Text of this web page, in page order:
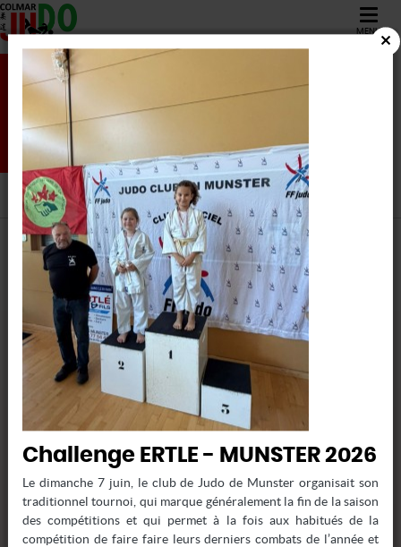
MENU
CONTACT /
DOCUMENTS
COLMAR JUDO/CONTACT / DOCUMENTS
COLMAR JUDO
6 rue MathiasGrunewald
68000 COLMAR
03 67 10 07 55
Pour tous renseignements :info@colmarjudo.fr
Lieu d'entrainement :
Dojo du collège Berlioz -Rue Ampère - 68000 Colmar
Challenge ERTLE - MUNSTER 2026
Le dimanche 7 juin, le club de Judo de Munster organisait son
traditionnel tournoi, qui marque généralement la fin de la saison
des compétitions et qui permet à la fois aux habitués de la
compétition de faire faire leurs derniers combats de l’année et